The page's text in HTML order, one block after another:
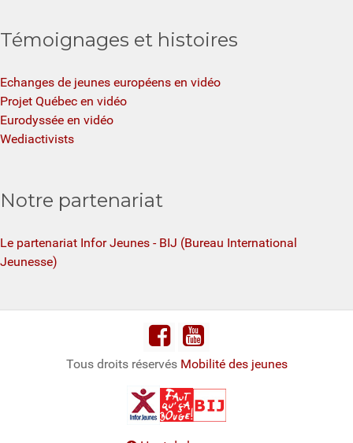
Témoignages et histoires
Echanges de jeunes européens en vidéo
Projet Québec en vidéo
Eurodyssée en vidéo
Wediactivists
Notre partenariat
Le partenariat Infor Jeunes - BIJ (Bureau International
Jeunesse)
Tous droits réservés Mobilité des jeunes